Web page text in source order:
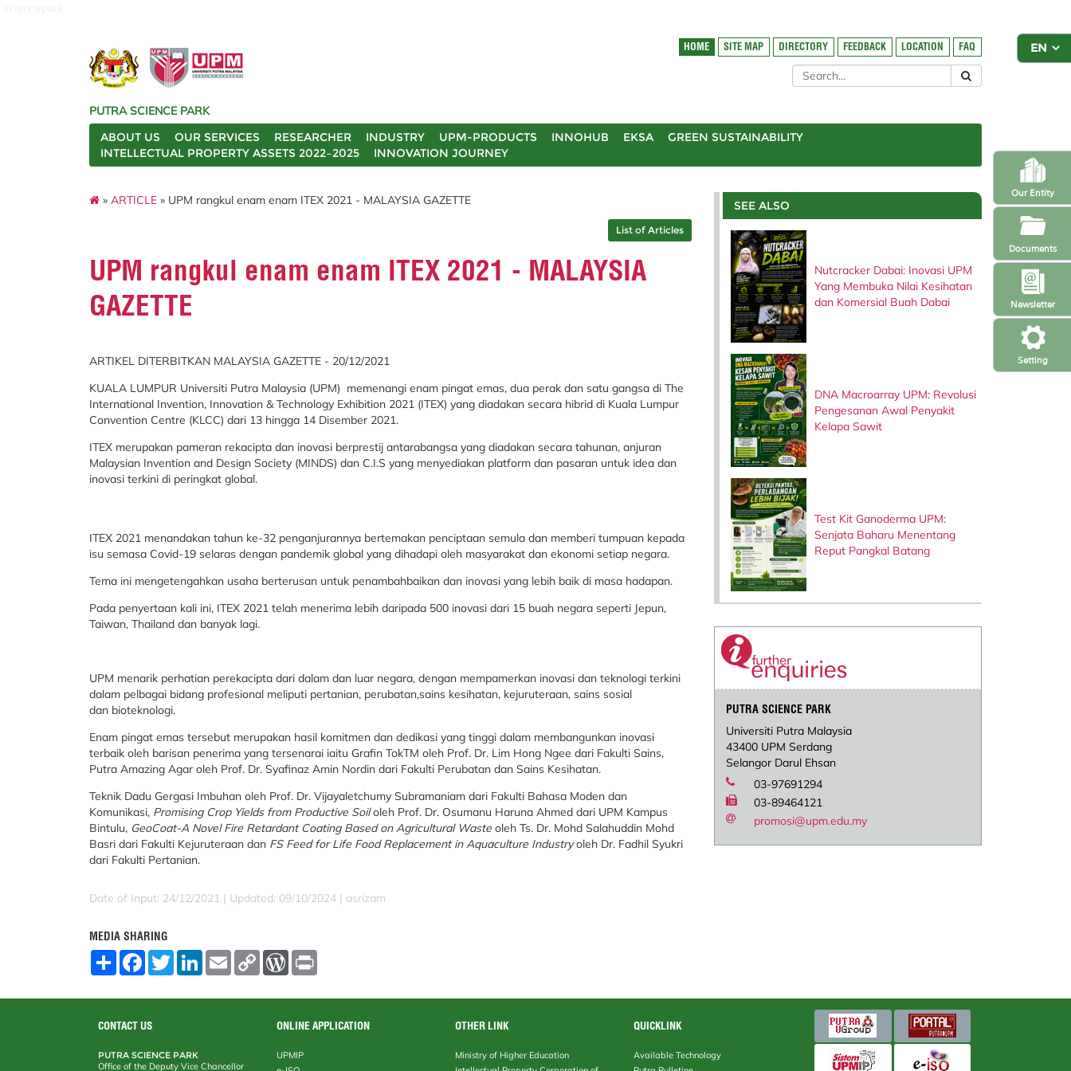
Setting
Newsletter
Our Entity
Documents
HOME SITE MAP DIRECTORY FEEDBACK LOCATION FAQ
PUTRA SCIENCE PARK
ABOUT US
OUR SERVICES RESEARCHER INDUSTRY UPM-PRODUCTS INNOHUB EKSA
GREEN SUSTAINABILITY
INTELLECTUAL PROPERTY ASSETS 2022–2025
INNOVATION JOURNEY
» ARTICLE » UPM rangkul enam enam ITEX 2021 - MALAYSIA GAZETTE
List of Articles
UPM rangkul enam enam ITEX 2021 - MALAYSIA
GAZETTE
ARTIKEL DITERBITKAN MALAYSIA GAZETTE - 20/12/2021
KUALA LUMPUR Universiti Putra Malaysia (UPM) memenangi enam pingat emas, dua perak dan satu gangsa di The
International Invention, Innovation & Technology Exhibition 2021 (ITEX) yang diadakan secara hibrid di Kuala Lumpur
Convention Centre (KLCC) dari 13 hingga 14 Disember 2021.
ITEX merupakan pameran rekacipta dan inovasi berprestij antarabangsa yang diadakan secara tahunan, anjuran
Malaysian Invention and Design Society (MINDS) dan C.I.S yang menyediakan platform dan pasaran untuk idea dan
inovasi terkini di peringkat global.
ITEX 2021 menandakan tahun ke-32 penganjurannya bertemakan penciptaan semula dan memberi tumpuan kepada
isu semasa Covid-19 selaras dengan pandemik global yang dihadapi oleh masyarakat dan ekonomi setiap negara.
Tema ini mengetengahkan usaha berterusan untuk penambahbaikan dan inovasi yang lebih baik di masa hadapan.
Pada penyertaan kali ini, ITEX 2021 telah menerima lebih daripada 500 inovasi dari 15 buah negara seperti Jepun,
Taiwan, Thailand dan banyak lagi.
UPM menarik perhatian perekacipta dari dalam dan luar negara, dengan mempamerkan inovasi dan teknologi terkini
dalam pelbagai bidang profesional meliputi pertanian, perubatan,sains kesihatan, kejuruteraan, sains sosial
dan bioteknologi.
Enam pingat emas tersebut merupakan hasil komitmen dan dedikasi yang tinggi dalam membangunkan inovasi
terbaik oleh barisan penerima yang tersenarai iaitu Grafin TokTM oleh Prof. Dr. Lim Hong Ngee dari Fakulti Sains,
Putra Amazing Agar oleh Prof. Dr. Syafinaz Amin Nordin dari Fakulti Perubatan dan Sains Kesihatan.
Teknik Dadu Gergasi Imbuhan oleh Prof. Dr. Vijayaletchumy Subramaniam dari Fakulti Bahasa Moden dan
Komunikasi, Promising Crop Yields from Productive Soiloleh Prof. Dr. Osumanu Haruna Ahmed dari UPM Kampus
Bintulu, GeoCoat-A NovelFire Retardant Coating Based on Agricultural Waste oleh Ts. Dr. Mohd Salahuddin Mohd
Basri dari Fakulti Kejuruteraan dan FS Feed for Life Food Replacement inAquaculture Industryoleh Dr. Fadhil Syukri
dari Fakulti Pertanian.
Date of Input: 24/12/2021 | Updated: 09/10/2024 | asrizam
MEDIA SHARING
S
F
o
o
T
w
L
E
m
C
W
r
e
s
SEE ALSO
Nutcracker Dabai: Inovasi UPM
Yang Membuka Nilai Kesihatan
dan Komersial Buah Dabai
DNA Macroarray UPM: Revolusi
Pengesanan Awal Penyakit
Kelapa Sawit
Test Kit Ganoderma UPM:
Senjata Baharu Menentang
Reput Pangkal Batang
PUTRA SCIENCE PARK
Universiti Putra Malaysia
43400 UPM Serdang
Selangor Darul Ehsan
03-97691294
03-89464121
promosi@upm.edu.my
CONTACT US
PUTRA SCIENCE PARK
Office of the Deputy Vice Chancellor
ONLINE APPLICATION
UPMIP
OTHER LINK
Ministry of Higher Education
QUICKLINK
Available Technology